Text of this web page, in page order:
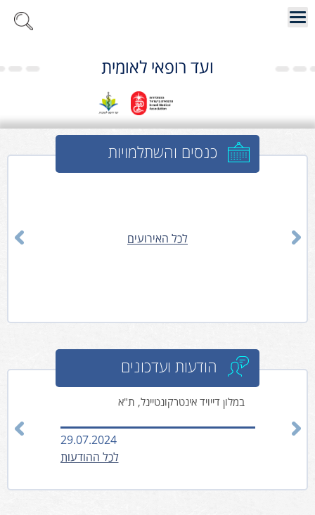
ועד רופאי לאומית
כנסים והשתלמויות
לכל האירועים
הודעות ועדכונים
במלון דייויד אינטרקונטיינל, ת"א
29.07.2024 06.02.2025
לכל ההודעות